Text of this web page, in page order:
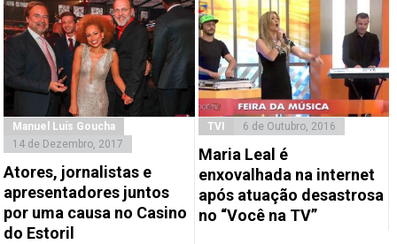
Manuel Luís Goucha
14 de Dezembro, 2017
Atores, jornalistas e
apresentadores juntos
por uma causa no Casino
do Estoril
TVI 6 de Outubro, 2016
Maria Leal é
enxovalhada na internet
após atuação desastrosa
no “Você na TV”